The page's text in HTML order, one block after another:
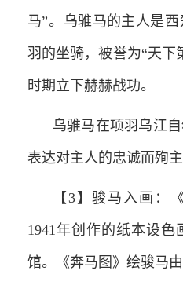
马”。‌‌乌骓马的主人是‌
羽的坐骑，被誉为“天下
时期立下赫赫战功。‌
乌骓马在项羽乌江
表达对主人的忠诚而殉主
【3】骏马入画：
1941年创作的纸本设
馆。《奔马图》绘骏马